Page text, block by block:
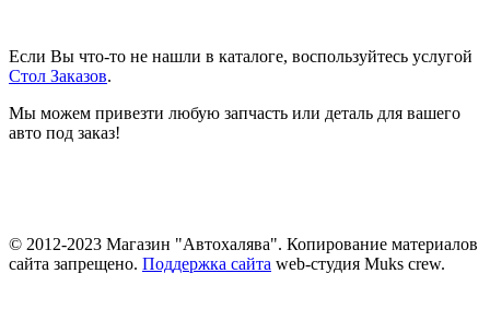
Если Вы что-то не нашли в каталоге, воспользуйтесь услугой
Стол Заказов.
Мы можем привезти любую запчасть или деталь для вашего
авто под заказ!
© 2012-2023 Магазин "Автохалява". Копирование материалов
сайта запрещено. Поддержка сайта web-студия Muks crew.